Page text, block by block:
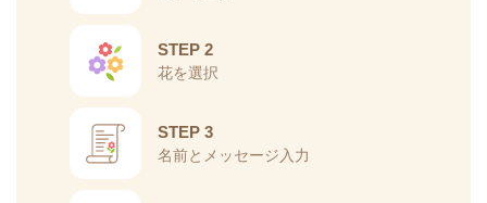
STEP 2
花を選択
STEP 3
名前とメッセージ入力